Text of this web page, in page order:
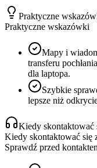
Praktyczne
Praktyczne wskazówki
Mapy i
transferu
dla laptopa.
Szybkie
lepsze niż
Kiedy skontaktować
Kiedy skontaktować się
Sprawdź przed